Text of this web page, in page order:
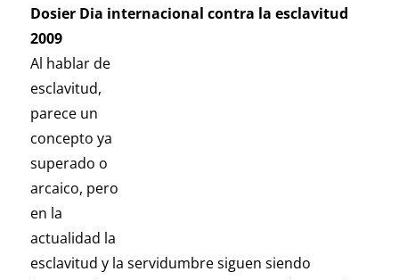
Dosier Dia internacional contra la esclavitud
2009
Al hablar de
esclavitud,
parece un
concepto ya
superado o
arcaico, pero
en la
actualidad la
esclavitud y la servidumbre siguen siendo